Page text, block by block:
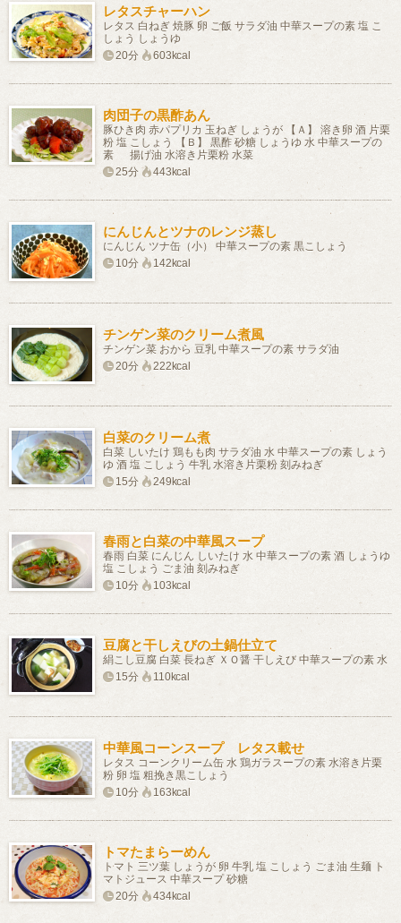
レタスチャーハン
レタス 白ねぎ 焼豚 卵 ご飯 サラダ油 中華スープの素 塩 こ
しょう しょうゆ
20分
603kcal
肉団子の黒酢あん
豚ひき肉 赤パプリカ 玉ねぎ しょうが 【Ａ】 溶き卵 酒 片栗
粉 塩 こしょう 【Ｂ】 黒酢 砂糖 しょうゆ 水 中華スープの
素 揚げ油 水溶き片栗粉 水菜
25分
443kcal
にんじんとツナのレンジ蒸し
にんじん ツナ缶（小） 中華スープの素 黒こしょう
10分
142kcal
チンゲン菜のクリーム煮風
チンゲン菜 おから 豆乳 中華スープの素 サラダ油
20分
222kcal
白菜のクリーム煮
白菜 しいたけ 鶏もも肉 サラダ油 水 中華スープの素 しょう
ゆ 酒 塩 こしょう 牛乳 水溶き片栗粉 刻みねぎ
15分
249kcal
春雨と白菜の中華風スープ
春雨 白菜 にんじん しいたけ 水 中華スープの素 酒 しょうゆ
塩 こしょう ごま油 刻みねぎ
10分
103kcal
豆腐と干しえびの土鍋仕立て
絹こし豆腐 白菜 長ねぎ ＸＯ醤 干しえび 中華スープの素 水
15分
110kcal
中華風コーンスープ レタス載せ
レタス コーンクリーム缶 水 鶏ガラスープの素 水溶き片栗
粉 卵 塩 粗挽き黒こしょう
10分
163kcal
トマたまらーめん
トマト 三ツ葉 しょうが 卵 牛乳 塩 こしょう ごま油 生麺 ト
マトジュース 中華スープ 砂糖
20分
434kcal